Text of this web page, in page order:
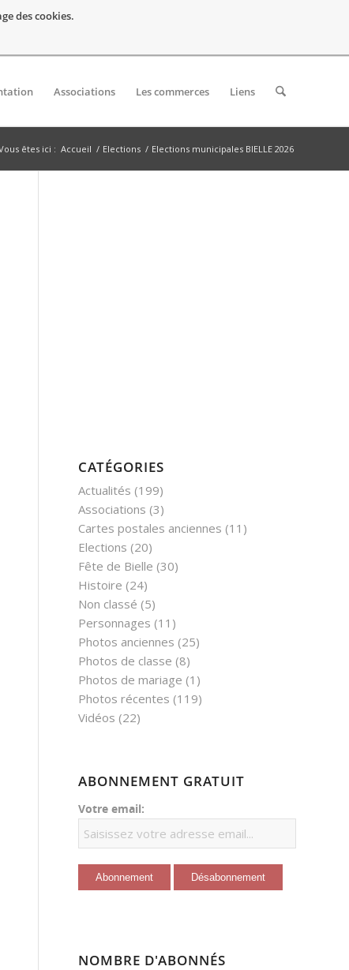
des cookies.
Associations Les commerces Liens
êtes ici : Accueil / Elections / Elections municipales BIELLE 2026
CATÉGORIES
Actualités (199)
Associations (3)
Cartes postales anciennes (11)
Elections (20)
Fête de Bielle (30)
Histoire (24)
Non classé (5)
Personnages (11)
Photos anciennes (25)
Photos de classe (8)
Photos de mariage (1)
Photos récentes (119)
Vidéos (22)
ABONNEMENT GRATUIT
Votre email:
NOMBRE D'ABONNÉS